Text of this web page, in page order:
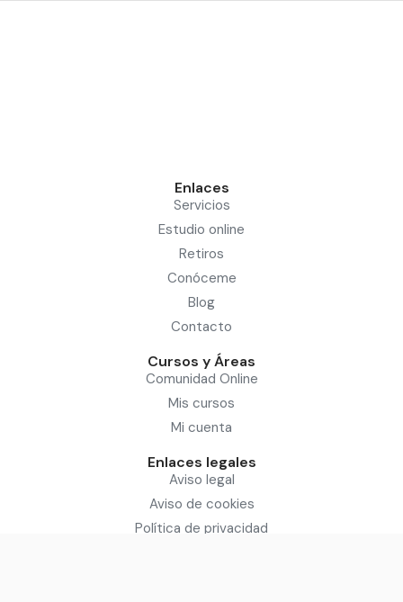
Enlaces
Servicios
Estudio online
Retiros
Conóceme
Blog
Contacto
Cursos y Áreas
Comunidad Online
Mis cursos
Mi cuenta
Enlaces legales
Aviso legal
Aviso de cookies
Política de privacidad